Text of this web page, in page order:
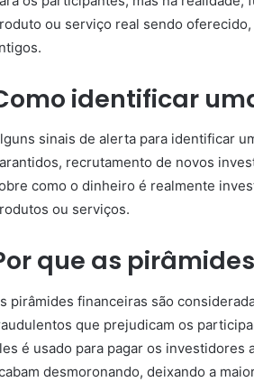
ou serviço real sendo
identificar
sinais de alerta para identificar
recrutamento de novos
como o dinheiro é realmente
ou serviços.
que as
pirâmides financeiras são
que prejudicam os
é usado para pagar os investidores
desmoronando, deixando a